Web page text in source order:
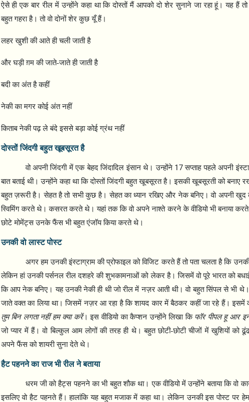
ऐसे ही एक बार रील में उन्होंने कहा था कि दोस्तों मैं आपको दो शेर सुनाने जा रहा हूं। यह हैं
बहुत गहरा है। तो वो दोनों शेर कुछ यूँ हैं।
लहर खुशी की आते ही चली जाती है
और घड़ी ग़म की जाते-जाते ही जाती है
बदी का अंत है कहीं
नेकी का मगर कोई अंत नहीं
किताब नेकी पढ़ ले बंदे इससे बड़ा कोई ग्रंथ नहीं
दोस्तों जिंदगी बहुत खूबसूरत है
वो अपनी जिंदगी में एक बेहद जिंदादिल इंसान थे। उन्होंने 17सप्ताह पहले अपनी
बात बताई थी। उन्होंने कहा था कि दोस्तों जिंदगी बहुत खूबसूरत है। इसकी खूबसूरती को बनाए
बहुत ज़रूरी है। सेहत है तो सभी कुछ है। सेहत का ध्यान रखिए और नेक बनिए। वो अपनी खुद
स्विमिंग करते थे। कसरत करते थे। यहां तक कि वो अपने नाश्ते करने के वीडियो भी बनाया
छोटे मोमेंट्स उनके फैंस भी बहुत एंजॉय किया करते थे।
उनकी वो लास्ट पोस्ट
अगर हम उनकी इंस्टाग्राम की प्रोफाइल को विजिट करते हैं तो पता चलता है कि
लेकिन हां उनकी पर्सनल रील दशहरे की शुभकामनाओं को लेकर है। जिसमें वो पूरे भारत को
कि आप नेक बनिए। यह उनकी नेकी ही थी जो रील में नज़र आती थी। वो बहुत सिंपल से भी थे।
जाते वक्त का लिया था। जिसमें नज़र आ रहा है कि शायद कार में बैठकर कहीं जा रहे हैं। इसमें
तुम बिन लगता नहीं हम क्या करें। इस वीडियो का कैप्शन उन्होंने लिखा कि फॉर पीपल हू आर
जो प्यार में हैं। वो बिल्कुल आम लोगों की तरह ही थे। बहुत छोटी-छोटी चीजों में खुशियों को
अपने फैंस को शायरी सुना देते थे।
हैट पहनने का राज भी रील ने बताया
धरम जी को हैट्स पहनने का भी बहुत शौक था। एक वीडियो में उन्होंने बताया कि वो
इसलिए वो हैट पहनते हैं। हालांकि यह बहुत मजाक में कहा था। लेकिन उनकी इस पोस्ट पर